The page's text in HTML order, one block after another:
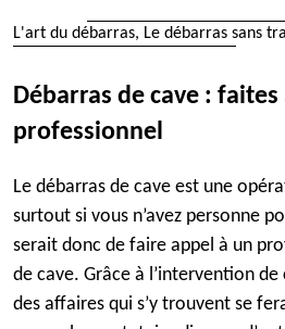
L'art du débarras, Le débarras sans
Débarras de cave :
professionnel
Le débarras de cave est une
surtout si vous n’avez personne
serait donc de faire appel à un
de cave. Grâce à l’intervention de
des affaires qui s’y trouvent se